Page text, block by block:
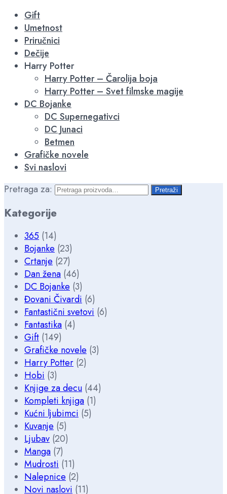
Gift
Umetnost
Priručnici
Dečije
Harry Potter
Harry Potter – Čarolija boja
Harry Potter – Svet filmske magije
DC Bojanke
DC Supernegativci
DC Junaci
Betmen
Grafičke novele
Svi naslovi
Pretraga za:
Pretraži
Kategorije
365 (14)
Bojanke (23)
Crtanje (27)
Dan žena (46)
DC Bojanke (3)
Đovani Čivardi (6)
Fantastični svetovi (6)
Fantastika (4)
Gift (149)
Grafičke novele (3)
Harry Potter (2)
Hobi (3)
Knjige za decu (44)
Kompleti knjiga (1)
Kućni ljubimci (5)
Kuvanje (5)
Ljubav (20)
Manga (7)
Mudrosti (11)
Nalepnice (2)
Novi naslovi (11)